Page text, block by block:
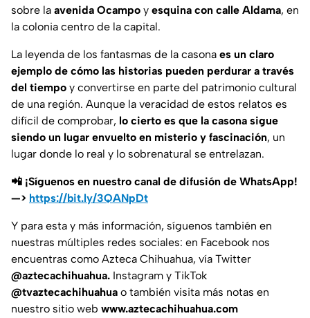
sobre la avenida Ocampo y esquina con calle Aldama, en
la colonia centro de la capital.
La leyenda de los fantasmas de la casona es un claro
ejemplo de cómo las historias pueden perdurar a través
del tiempo y convertirse en parte del patrimonio cultural
de una región. Aunque la veracidad de estos relatos es
difícil de comprobar, lo cierto es que la casona sigue
siendo un lugar envuelto en misterio y fascinación, un
lugar donde lo real y lo sobrenatural se entrelazan.
📲 ¡Síguenos en nuestro canal de difusión de WhatsApp!
—> https://bit.ly/3QANpDt
Y para esta y más información, síguenos también en
nuestras múltiples redes sociales: en Facebook nos
encuentras como Azteca Chihuahua, vía Twitter
@aztecachihuahua. Instagram y TikTok
@tvaztecachihuahua o también visita más notas en
nuestro sitio web www.aztecachihuahua.com